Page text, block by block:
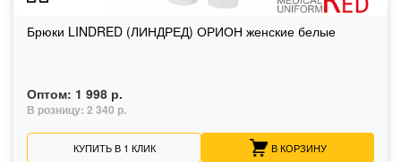
Брюки LINDRED (ЛИНДРЕД) ОРИОН женские белые
Оптом: 1 998 р.
В розницу: 2 340 р.
КУПИТЬ В 1 КЛИК В КОРЗИНУ